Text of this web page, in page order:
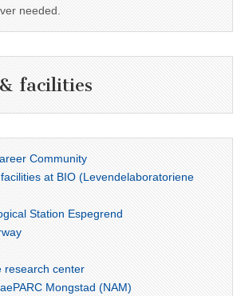
needed.
facilities
Community
at BIO (Levendelaboratoriene
Station Espegrend
research center
Mongstad (NAM)